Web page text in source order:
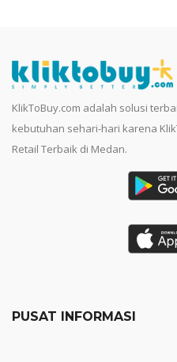
KlikToBuy.com adalah solusi
kebutuhan sehari-hari karena
Retail Terbaik di Medan.
PUSAT INFORMASI